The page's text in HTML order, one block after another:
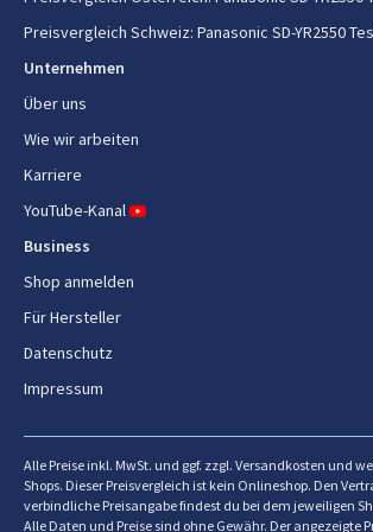
Energie
Leistung
AC Eingangsfrequenz
Verpackungsdaten
Verpackungsbreite
Verpackungshöhe
Paketgewicht 8,4 kg
Preisvergleich Schweiz: Panasonic SD-YR2550
Unternehmen
Über uns
Wie wir arbeiten
Karriere
YouTube-Kanal
Business
Shop anmelden
Für Hersteller
Datenschutz
Impressum
Alle Preise inkl. MwSt. und ggf. zzgl. Versandkosten und
Shops. Dieser Preisvergleich ist kein Onlineshop. Den
verbindliche Preisangabe findest du bei dem jeweiligen
Alle Daten und Preise sind ohne Gewähr. Der angezeigte